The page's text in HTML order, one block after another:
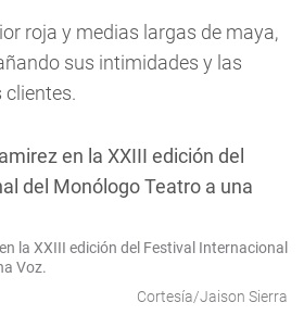
roja y medias largas de maya,
sus intimidades y las
clientes.
la XXIII edición del Festival Internacional
Voz.
Cortesía/Jaison Sierra